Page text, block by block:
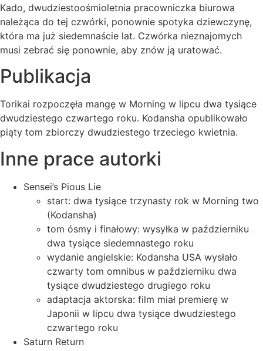
Kado, dwudziestoośmioletnia pracowniczka biurowa
należąca do tej czwórki, ponownie spotyka dziewczynę,
która ma już siedemnaście lat. Czwórka nieznajomych
musi zebrać się ponownie, aby znów ją uratować.
Publikacja
Torikai rozpoczęła mangę w Morning w lipcu dwa tysiące
dwudziestego czwartego roku. Kodansha opublikowało
piąty tom zbiorczy dwudziestego trzeciego kwietnia.
Inne prace autorki
Sensei’s Pious Lie
start: dwa tysiące trzynasty rok w Morning two
(Kodansha)
tom ósmy i finałowy: wysyłka w październiku
dwa tysiące siedemnastego roku
wydanie angielskie: Kodansha USA wysłało
czwarty tom omnibus w październiku dwa
tysiące dwudziestego drugiego roku
adaptacja aktorska: film miał premierę w
Japonii w lipcu dwa tysiące dwudziestego
czwartego roku
Saturn Return